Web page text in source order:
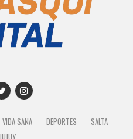
VIDA SANA DEPORTES
SALTA